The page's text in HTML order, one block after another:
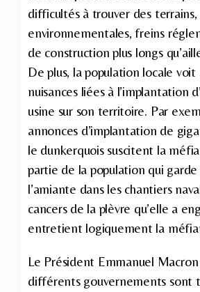
difficultés à trouver des
environnementales, freins
de construction plus longs
De plus, la population locale voit
nuisances liées à l’implantation
usine sur son territoire. Par
annonces d’implantation de
le dunkerquois suscitent la
partie de la population qui
l’amiante dans les chantiers
cancers de la plèvre qu’elle a
entretient logiquement la
Le Président Emmanuel
différents gouvernements sont